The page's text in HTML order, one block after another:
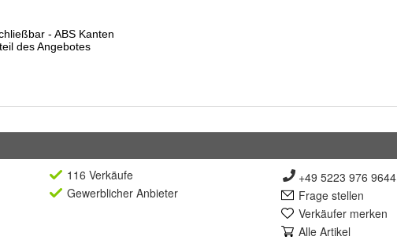
116 Verkäufe
Gewerblicher Anbieter
+49 5223 976 9644
Frage stellen
Verkäufer merken
Alle Artikel